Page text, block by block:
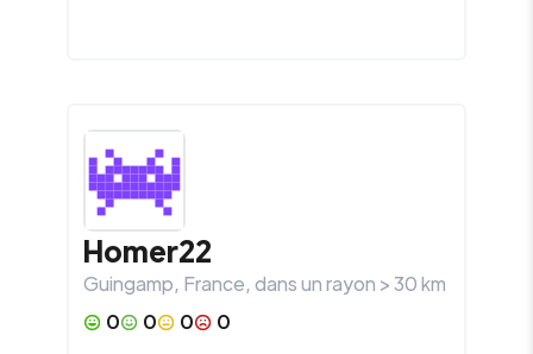
Homer22
Guingamp, France, dans un rayon >30km
0
0 0
0